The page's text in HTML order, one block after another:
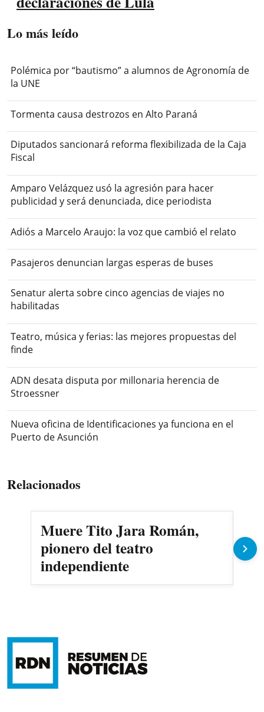
Lo más leído
Polémica por “bautismo” a alumnos de Agronomía de
la UNE
Tormenta causa destrozos en Alto Paraná
Diputados sancionará reforma flexibilizada de la Caja
Fiscal
Amparo Velázquez usó la agresión para hacer
publicidad y será denunciada, dice periodista
Adiós a Marcelo Araujo: la voz que cambió el relato
Pasajeros denuncian largas esperas de buses
Senatur alerta sobre cinco agencias de viajes no
habilitadas
Teatro, música y ferias: las mejores propuestas del
finde
ADN desata disputa por millonaria herencia de
Stroessner
Nueva oficina de Identificaciones ya funciona en el
Puerto de Asunción
Relacionados
Muere Tito Jara Román,
pionero del teatro
independiente